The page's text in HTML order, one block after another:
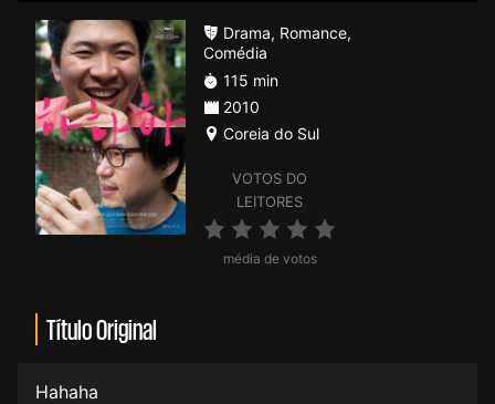
VOTOS DO
LEITORES
média de votos
Drama, Romance,
Comédia
115 min
2010
Coreia do Sul
Título Original
Hahaha